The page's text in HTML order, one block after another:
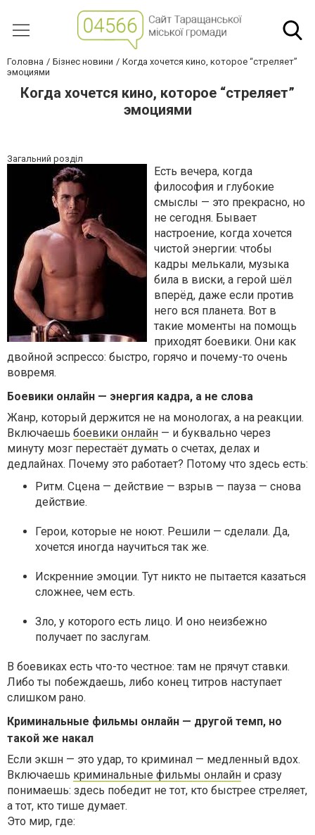
Головна Бізнес новини
Когда хочется кино, которое “стреляет”
эмоциями
Когда хочется кино, которое “стреляет”
эмоциями
Загальний розділ
Есть вечера, когда
философия и глубокие
смыслы — это прекрасно, но
не сегодня. Бывает
настроение, когда хочется
чистой энергии: чтобы
кадры мелькали, музыка
била в виски, а герой шёл
вперёд, даже если против
него вся планета. Вот в
такие моменты на помощь
приходят боевики. Они как
двойной эспрессо: быстро, горячо и почему-то очень
вовремя.
Боевики онлайн — энергия кадра, а не слова
Жанр, который держится не на монологах, а на реакции.
Включаешь боевики онлайн — и буквально через
минуту мозг перестаёт думать о счетах, делах и
дедлайнах. Почему это работает? Потому что здесь есть:
Ритм. Сцена — действие — взрыв — пауза — снова
действие.
Герои, которые не ноют. Решили — сделали. Да,
хочется иногда научиться так же.
Искренние эмоции. Тут никто не пытается казаться
сложнее, чем есть.
Зло, у которого есть лицо. И оно неизбежно
получает по заслугам.
В боевиках есть что-то честное: там не прячут ставки.
Либо ты побеждаешь, либо конец титров наступает
слишком рано.
Криминальные фильмы онлайн — другой темп, но
такой же накал
Если экшн — это удар, то криминал — медленный вдох.
Включаешь криминальные фильмы онлайн и сразу
понимаешь: здесь победит не тот, кто быстрее стреляет,
а тот, кто тише думает.
Это мир, где: